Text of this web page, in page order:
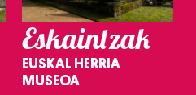
Eskaintzak
EUSKAL HERRIA
MUSEOA